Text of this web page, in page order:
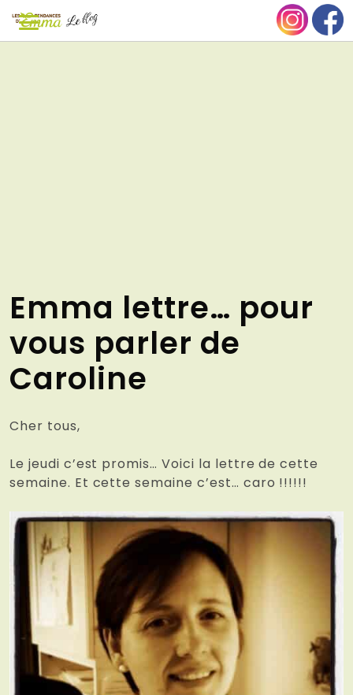
Aller
contenu
Emma lettre… pour
vous parler de
Caroline
Cher tous,
Le jeudi c’est promis… Voici la lettre de cette
semaine. Et cette semaine c’est… caro !!!!!!